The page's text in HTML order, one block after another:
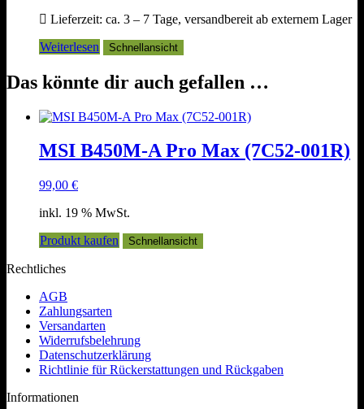
Lieferzeit: ca. 3 – 7 Tage, versandbereit ab externem Lager
Weiterlesen
Schnellansicht
Das könnte dir auch gefallen …
MSI B450M-A Pro Max (7C52-001R)
99,00 €
inkl. 19 % MwSt.
Produkt kaufen
Schnellansicht
Rechtliches
AGB
Zahlungsarten
Versandarten
Widerrufsbelehrung
Datenschutzerklärung
Richtlinie für Rückerstattungen und Rückgaben
Informationen